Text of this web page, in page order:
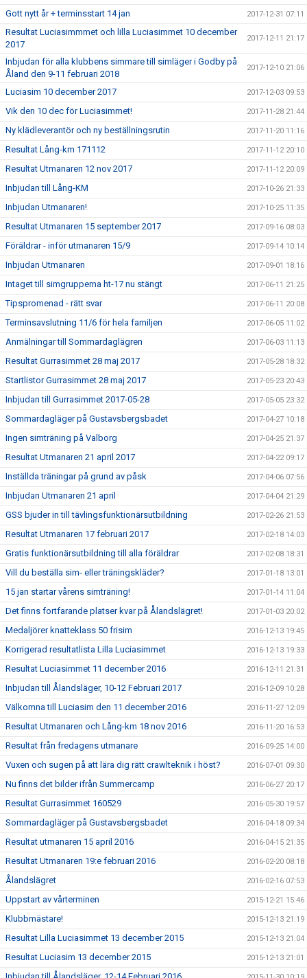
Gott nytt år + terminsstart 14 jan 2017-12-31 07:11
Resultat Luciasimmmet och lilla Luciasimmet 10 december
2017
2017-12-11 21:17
Inbjudan för alla klubbens simmare till simläger i Godby på
Åland den 9-11 februari 2018
2017-12-10 21:06
Luciasim 10 december 2017 2017-12-03 09:53
Vik den 10 dec för Luciasimmet! 2017-11-28 21:44
Ny klädleverantör och ny beställningsrutin 2017-11-20 11:16
Resultat Lång-km 171112 2017-11-12 20:10
Resultat Utmanaren 12 nov 2017 2017-11-12 20:09
Inbjudan till Lång-KM 2017-10-26 21:33
Inbjudan Utmanaren! 2017-10-25 11:35
Resultat Utmanaren 15 september 2017 2017-09-16 08:03
Föräldrar - inför utmanaren 15/9 2017-09-14 10:14
Inbjudan Utmanaren 2017-09-01 18:16
Intaget till simgrupperna ht-17 nu stängt 2017-06-11 21:25
Tipspromenad - rätt svar 2017-06-11 20:08
Terminsavslutning 11/6 för hela familjen 2017-06-05 11:02
Anmälningar till Sommardaglägren 2017-06-03 11:13
Resultat Gurrasimmet 28 maj 2017 2017-05-28 18:32
Startlistor Gurrasimmet 28 maj 2017 2017-05-23 20:43
Inbjudan till Gurrasimmet 2017-05-28 2017-05-05 23:32
Sommardagläger på Gustavsbergsbadet 2017-04-27 10:18
Ingen simträning på Valborg 2017-04-25 21:37
Resultat Utmanaren 21 april 2017 2017-04-22 09:17
Inställda träningar på grund av påsk 2017-04-06 07:56
Inbjudan Utmanaren 21 april 2017-04-04 21:29
GSS bjuder in till tävlingsfunktionärsutbildning 2017-02-26 21:53
Resultat Utmanaren 17 februari 2017 2017-02-18 14:03
Gratis funktionärsutbildning till alla föräldrar 2017-02-08 18:31
Vill du beställa sim- eller träningskläder? 2017-01-18 13:01
15 jan startar vårens simträning! 2017-01-14 11:04
Det finns fortfarande platser kvar på Ålandslägret! 2017-01-03 20:02
Medaljörer knatteklass 50 frisim 2016-12-13 19:45
Korrigerad resultatlista Lilla Luciasimmet 2016-12-13 19:33
Resultat Luciasimmet 11 december 2016 2016-12-11 21:31
Inbjudan till Ålandsläger, 10-12 Februari 2017 2016-12-09 10:28
Välkomna till Luciasim den 11 december 2016 2016-11-27 12:09
Resultat Utmanaren och Lång-km 18 nov 2016 2016-11-20 16:53
Resultat från fredagens utmanare 2016-09-25 14:00
Vuxen och sugen på att lära dig rätt crawlteknik i höst? 2016-07-01 09:30
Nu finns det bilder ifrån Summercamp 2016-06-27 20:17
Resultat Gurrasimmet 160529 2016-05-30 19:57
Sommardagläger på Gustavsbergsbadet 2016-04-18 09:34
Resultat utmanaren 15 april 2016 2016-04-15 21:35
Resultat Utmanaren 19:e februari 2016 2016-02-20 08:18
Ålandslägret 2016-02-16 07:53
Uppstart av vårterminen 2015-12-21 15:46
Klubbmästare! 2015-12-13 21:19
Resultat Lilla Luciasimmet 13 december 2015 2015-12-13 21:04
Resultat Luciasim 13 december 2015 2015-12-13 21:01